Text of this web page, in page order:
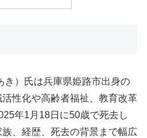
き）氏は兵庫県姫路市出身の
性化や高齢者福祉、教育改革
年1月18日に50歳で死去し
、経歴、死去の背景まで幅広